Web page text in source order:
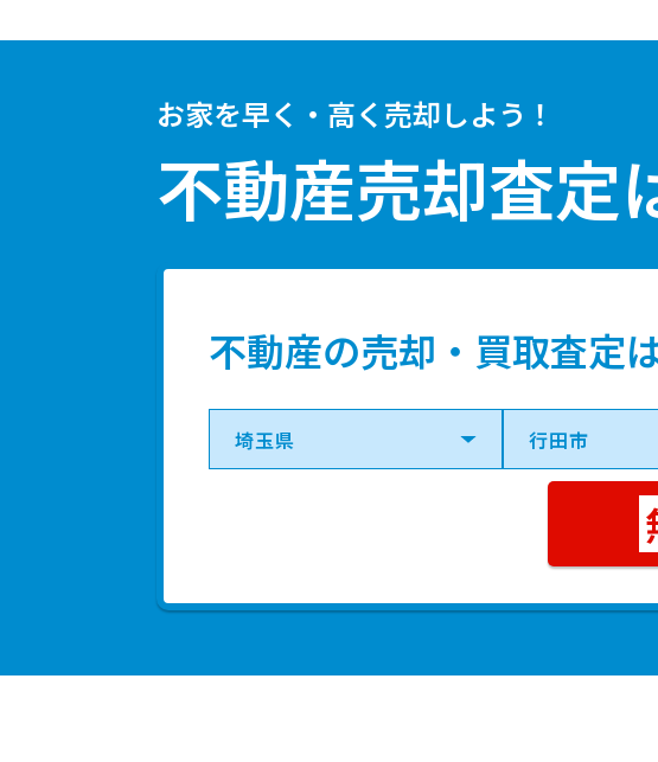
お家を早く・高く売却しよう！
不動産売却査定
不動産の売却・買取査定